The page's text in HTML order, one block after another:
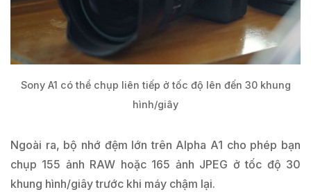
Sony A1 có thể chụp liên tiếp ở tốc độ lên đến 30 khung
hình/giây
Ngoài ra, bộ nhớ đệm lớn trên Alpha A1 cho phép bạn
chụp 155 ảnh RAW hoặc 165 ảnh JPEG ở tốc độ 30
khung hình/giây trước khi máy chậm lại.